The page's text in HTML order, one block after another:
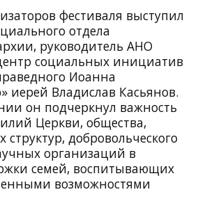
фестиваля выступил
отдела
руководитель АНО
социальных инициатив
Иоанна
иерей Владислав Касьянов.
он подчеркнул важность
Церкви, общества,
структур, добровольческого
организаций в
семей, воспитывающих
возможностями